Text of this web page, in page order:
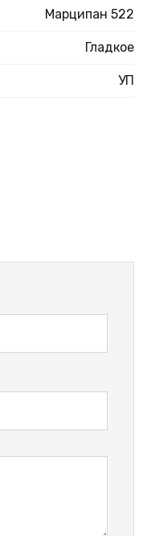
Марципан 522
Гладкое
УП